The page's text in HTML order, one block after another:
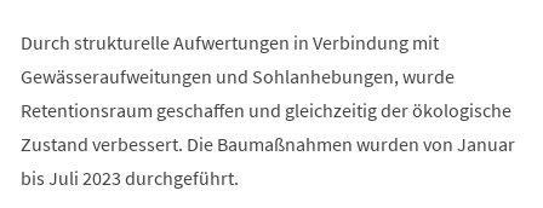
Durch strukturelle Aufwertungen in Verbindung mit
Gewässeraufweitungen und Sohlanhebungen, wurde
Retentionsraum geschaffen und gleichzeitig der ökologische
Zustand verbessert. Die Baumaßnahmen wurden von Januar
bis Juli 2023 durchgeführt.